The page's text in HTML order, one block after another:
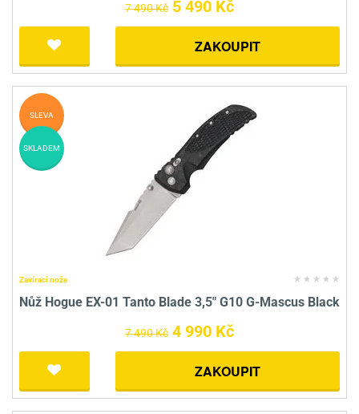
7 490 Kč 5 490 Kč
ZAKOUPIT
Zavírací nože
Nůž Hogue EX-01 Tanto Blade 3,5" G10 G-Mascus Black
7 490 Kč 4 990 Kč
ZAKOUPIT
SLEVA
SKLADEM